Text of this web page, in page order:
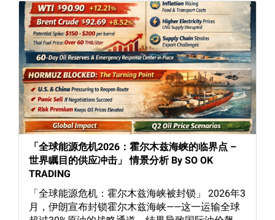
「全球能源危机2026：霍尔木兹海峡的临界点 –
世界瞩目的供应冲击」 情景分析 By SO OK
TRADING
「全球能源危机：霍尔木兹海峡被封锁」 2026年3
月，伊朗宣布封锁霍尔木兹海峡——这一运输全球